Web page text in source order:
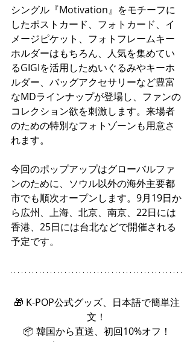
シングル『Motivation』をモチーフに
したポストカード、フォトカード、イ
メージピケット、フォトフレームキー
ホルダーはもちろん、人気を集めてい
るGIGIを活用したぬいぐるみやキーホ
ルダー、バッグアクセサリーなど豊富
なMDラインナップが登場し、ファンの
コレクション欲を刺激します。来場者
のための特別なフォトゾーンも用意さ
れます。
今回のポップアップはグローバルファ
ンのために、ソウル以外の海外主要都
市でも順次オープンします。9月19日か
ら広州、上海、北京、南京、22日には
香港、25日には台北などで開催される
予定です。
🎁 K-POP公式グッズ、日本語で簡単注
文！
📦 韓国から直送、初回10%オフ！